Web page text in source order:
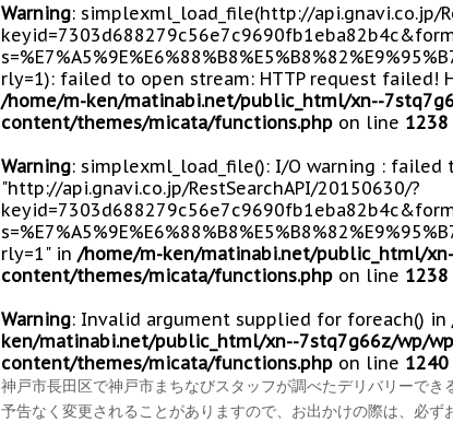
Warning: simplexml_load_file(http://api.gnavi.co.jp/
rly=1): failed to open stream: HTTP request failed!
/home/m-ken/matinabi.net/public_html/xn--
content/themes/micata/functions.php on line 1238
Warning: simplexml_load_file(): I/O warning :
"http://api.gnavi.co.jp/RestSearchAPI/20150630/?
rly=1" in /home/m-ken/matinabi.net/public_html/
content/themes/micata/functions.php on line 1238
Warning: Invalid argument supplied for foreach() in
ken/matinabi.net/public_html/xn--7stq7g66z/wp/
content/themes/micata/functions.php on line 1240
神戸市長田区で神戸市まちなびスタッフが調べたデリバリーで
予告なく変更されることがありますので、お出かけの際は、必ず